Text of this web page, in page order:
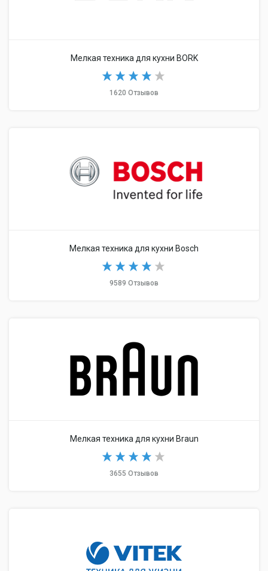
Мелкая техника для кухни BORK
1620 Отзывов
Мелкая техника для кухни Bosch
9589 Отзывов
Мелкая техника для кухни Braun
3655 Отзывов